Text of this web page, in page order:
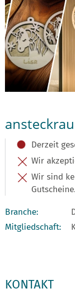
Derzeit
Wir
Wir sind
Branche:
Mitgliedschaft:
KONTAKT